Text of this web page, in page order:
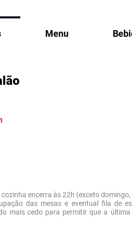
Menu
encerra às 22h (exceto domingo,
das mesas e eventual fila de
mais cedo para permitir que a